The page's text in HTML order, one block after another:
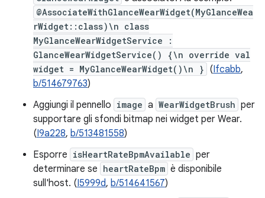
@AssociateWithGlanceWearWidget(MyGlanceWea
rWidget::class)\n class
MyGlanceWearWidgetService :
GlanceWearWidgetService() {\n override val
widget = MyGlanceWearWidget()\n } (Ifcabb,
b/514679763)
Aggiungi il pennello image a WearWidgetBrush per
supportare gli sfondi bitmap nei widget per Wear.
(I9a228, b/513481558)
Esporre isHeartRateBpmAvailable per
determinare se heartRateBpm è disponibile
sull'host. (I5999d, b/514641567)